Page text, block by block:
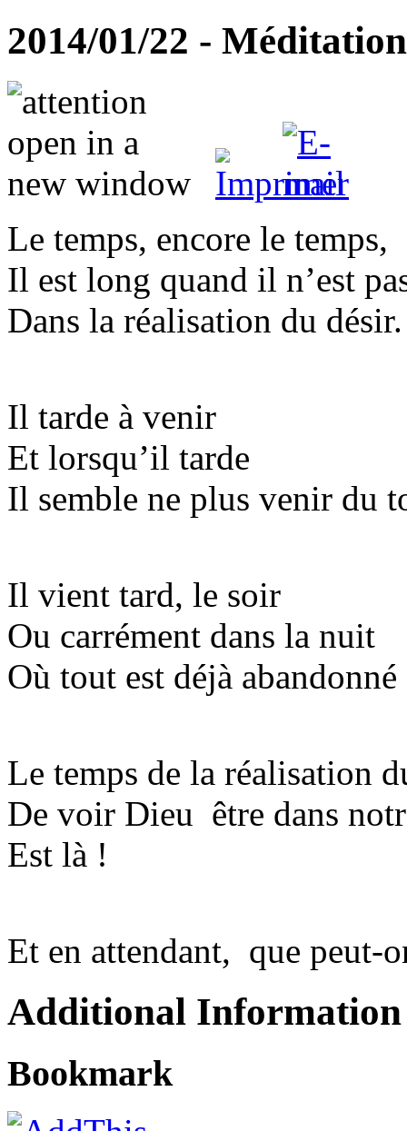
2014/01/22 -
Le temps, encore le temps,
Il est long quand il n’est
Dans la réalisation du désir.
Il tarde à venir
Et lorsqu’il tarde
Il semble ne plus venir du
Il vient tard, le soir
Ou carrément dans la nuit
Où tout est déjà abandonné
Le temps de la réalisation
De voir Dieu être dans
Est là !
Et en attendant, que peut-
Additional Information
Bookmark